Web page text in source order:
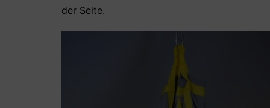
der Seite.